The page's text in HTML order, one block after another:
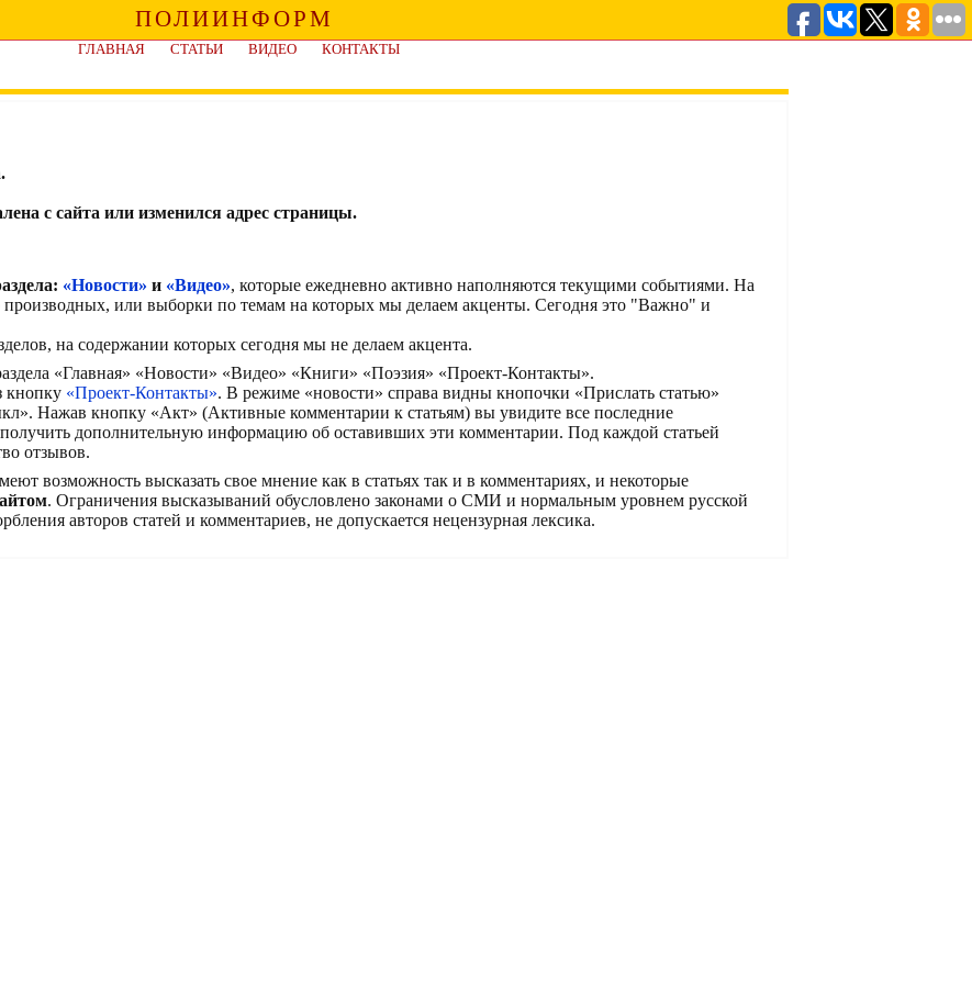
ПОЛИИНФОРМ
ГЛАВНАЯ СТАТЬИ ВИДЕО
КОНТАКТЫ
с сайта или изменился адрес страницы.
«Новости» и «Видео», которые ежедневно активно наполняются текущими событиями. На
производных, или выборки по темам на которых мы делаем акценты. Сегодня это "Важно" и
на содержании которых сегодня мы не делаем акцента.
«Главная» «Новости» «Видео» «Книги» «Поэзия» «Проект-Контакты».
кнопку «Проект-Контакты». В режиме «новости» справа видны кнопочки «Прислать статью»
Нажав кнопку «Акт» (Активные комментарии к статьям) вы увидите все последние
дополнительную информацию об оставивших эти комментарии. Под каждой статьей
отзывов.
возможность высказать свое мнение как в статьях так и в комментариях, и некоторые
. Ограничения высказываний обусловлено законами о СМИ и нормальным уровнем русской
авторов статей и комментариев, не допускается нецензурная лексика.